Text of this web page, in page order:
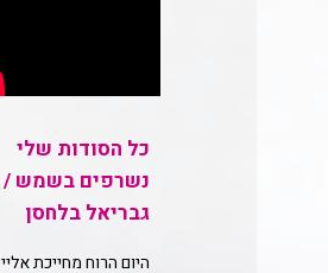
כל הסודות שלי
נשרפים בשמש /
גבריאל בלחסן
היום הרוח מחייכת אליי